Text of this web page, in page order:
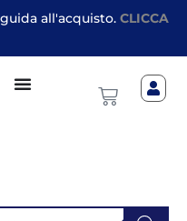
all'acquisto. CLICCA